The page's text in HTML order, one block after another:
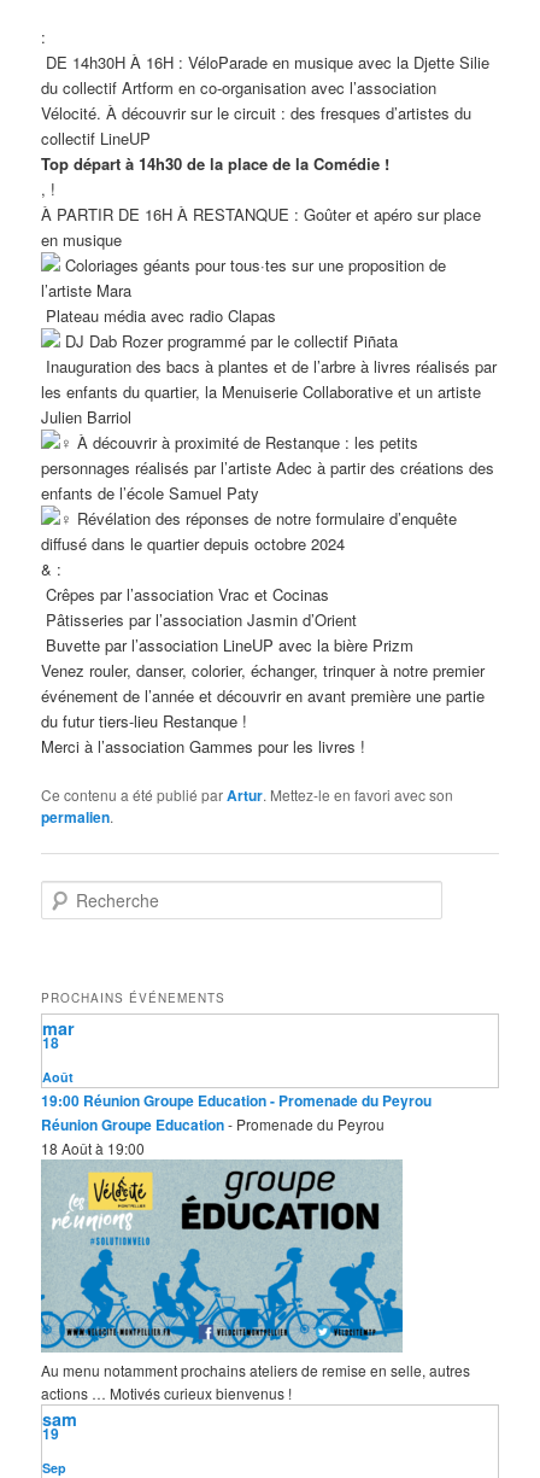
:
DE 14h30H À 16H : VéloParade en musique avec la Djette Silie
du collectif Artform en co-organisation avec l’association
Vélocité. À découvrir sur le circuit : des fresques d’artistes du
collectif LineUP
Top départ à 14h30 de la place de la Comédie !
, !
À PARTIR DE 16H À RESTANQUE : Goûter et apéro sur place
en musique
Coloriages géants pour tous·tes sur une proposition de
l’artiste Mara
Plateau média avec radio Clapas
DJ Dab Rozer programmé par le collectif Piñata
Inauguration des bacs à plantes et de l’arbre à livres réalisés par
les enfants du quartier, la Menuiserie Collaborative et un artiste
Julien Barriol
À découvrir à proximité de Restanque : les petits
personnages réalisés par l’artiste Adec à partir des créations des
enfants de l’école Samuel Paty
Révélation des réponses de notre formulaire d’enquête
diffusé dans le quartier depuis octobre 2024
& :
Crêpes par l’association Vrac et Cocinas
Pâtisseries par l’association Jasmin d’Orient
Buvette par l’association LineUP avec la bière Prizm
Venez rouler, danser, colorier, échanger, trinquer à notre premier
événement de l’année et découvrir en avant première une partie
du futur tiers-lieu Restanque !
Merci à l’association Gammes pour les livres !
Ce contenu a été publié parArtur. Mettez-le en favori avec son
permalien.
e
r
c
h
e
PROCHAINS ÉVÉNEMENTS
Août
18
mar
19:00 Réunion Groupe Education- Promenade du Peyrou
Réunion Groupe Education- Promenade du Peyrou
18 Août à 19:00
Au menu notamment prochains ateliers de remise en selle, autres
actions … Motivés curieux bienvenus !
Sep
19
sam